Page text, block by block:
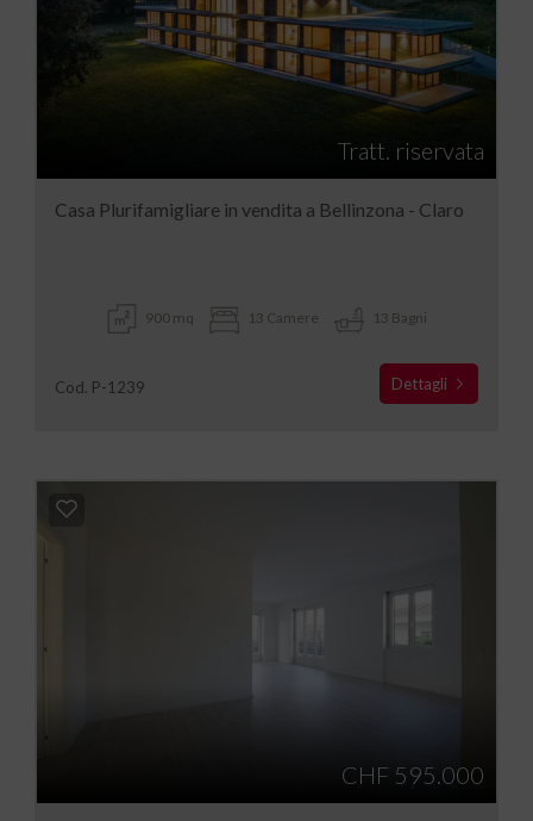
Tratt. riservata
Casa Plurifamigliare in vendita a Bellinzona - Claro
900 mq 13 Camere 13 Bagni
Cod. P-1239 Dettagli
CHF 595.000